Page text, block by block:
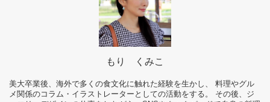
もり くみこ
美大卒業後、海外で多くの食文化に触れた経験を生かし、 料理やグル
メ関係のコラム・イラストレーターとしての活動をする。 その後、ジ